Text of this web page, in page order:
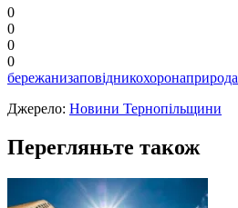
0
0
0
0
бережанизаповідникохоронаприрода
Джерело: Новини Тернопільщини
Перегляньте також